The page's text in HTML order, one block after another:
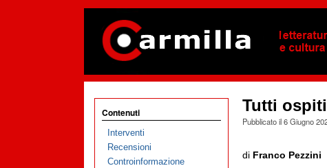
Tutti
Pubblicato il6 Giugno
di Franco Pezzini
Contenuti
Interventi
Recensioni
Controinformazione